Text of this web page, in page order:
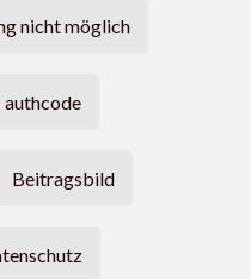
nicht möglich
authcode
Beitragsbild